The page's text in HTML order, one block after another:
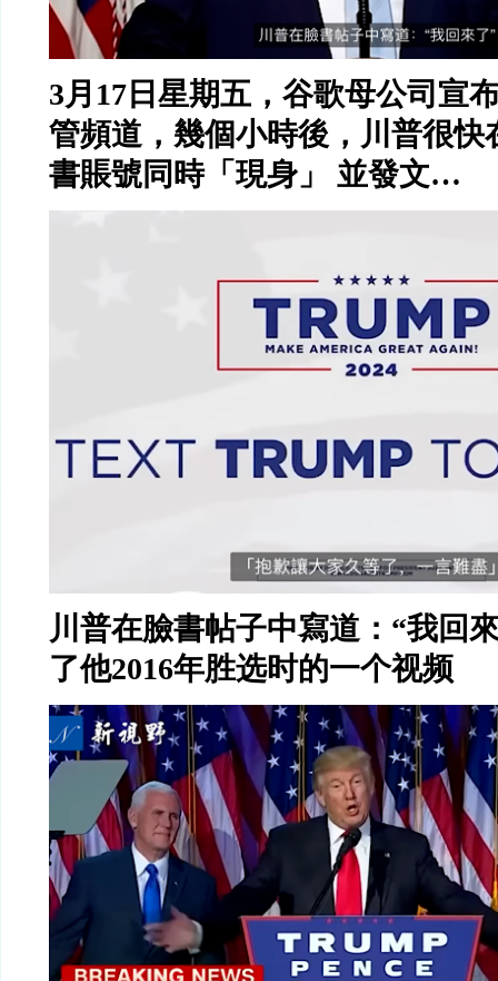
3月 17 日星期五，谷歌母公司宣
管頻道，幾個小時後，川普很快
書賬號同時「現身」
並發文…
川普在臉書帖子中寫道： “我回
了他2016年胜选时的一个视频